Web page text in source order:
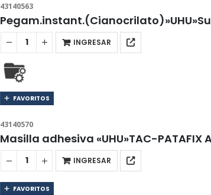
43140563
INGRESAR
FAVORITOS
43140570
Masilla adhesiva «UHU»TAC-
INGRESAR
FAVORITOS